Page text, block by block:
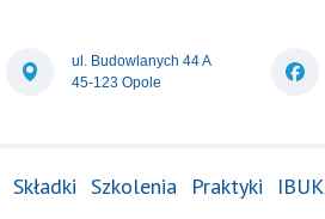
ul. Budowlanych 44 A
45-123 Opole
Składki Szkolenia Praktyki IBUK